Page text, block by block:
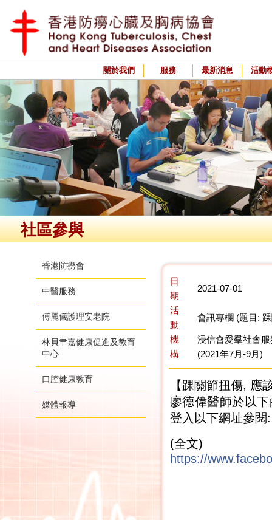
關於我們 服務 最新消息 活動
社區參與
香港防癆會
中醫服務
傅麗儀護理安老院
林貝聿嘉健康促進及教育
中心
口腔健康教育
媒體報導
日
期
2021-07-01
活
動
會訊專欄 (題目:
機
構
浸信會愛羣社會
(2021年7月-9月)
【踝關節扭傷, 應
廖德偉醫師於以
登入以下網址參閱:
(全文)
https://